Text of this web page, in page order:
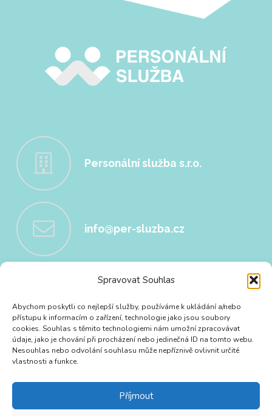
Spravovat Souhlas
Abychom poskytli co nejlepší služby, používáme k ukládání a/nebo
přístupu k informacím o zařízení, technologie jako jsou soubory
cookies. Souhlas s těmito technologiemi nám umožní zpracovávat
údaje, jako je chování při procházení nebo jedinečná ID na tomto webu.
Nesouhlas nebo odvolání souhlasu může nepříznivě ovlivnit určité
vlastnosti a funkce.
Příjmout
Personální služba s.r.o.
info@per-sluzba.cz
Stupkova 413/1a, 779 00
Olomouc